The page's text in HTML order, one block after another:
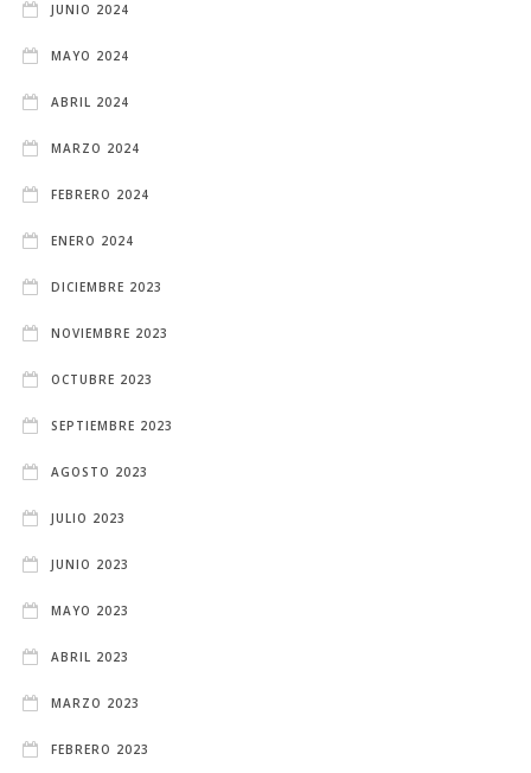
JUNIO 2024
MAYO 2024
ABRIL 2024
MARZO 2024
FEBRERO 2024
ENERO 2024
DICIEMBRE 2023
NOVIEMBRE 2023
OCTUBRE 2023
SEPTIEMBRE 2023
AGOSTO 2023
JULIO 2023
JUNIO 2023
MAYO 2023
ABRIL 2023
MARZO 2023
FEBRERO 2023